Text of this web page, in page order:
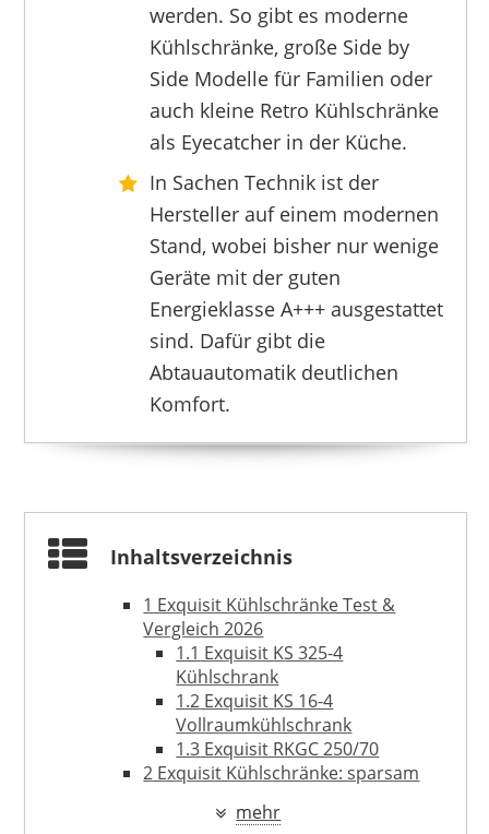
EXQUISIT
309,95 €
279,95 € *
EXQUISIT
werden. So gibt es moderne
Kühlschränke, große Side by
Side Modelle für Familien oder
auch kleine Retro Kühlschränke
als Eyecatcher in der Küche.
In Sachen Technik ist der
Hersteller auf einem modernen
Stand, wobei bisher nur wenige
Geräte mit der guten
Energieklasse A+++ ausgestattet
sind. Dafür gibt die
Abtauautomatik deutlichen
Komfort.
Inhaltsverzeichnis
1 Exquisit Kühlschränke Test &
Vergleich 2026
1.1 Exquisit KS 325-4
Kühlschrank
1.2 Exquisit KS 16-4
Vollraumkühlschrank
1.3 Exquisit RKGC 250/70
2 Exquisit Kühlschränke: sparsam
Überwiegend Stand- und
mehr